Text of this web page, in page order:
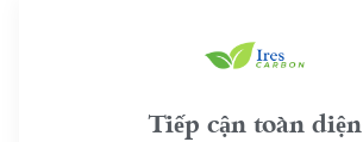
Tiếp cận toàn diện